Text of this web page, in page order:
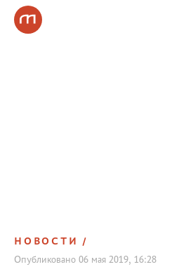
НОВОСТИ
Опубликовано 06 мая 2019, 16:28